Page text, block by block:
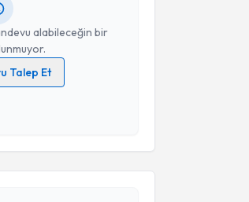
alabileceğin bir
Talep Et
ilişkinAydınlatma Metni
Gönder